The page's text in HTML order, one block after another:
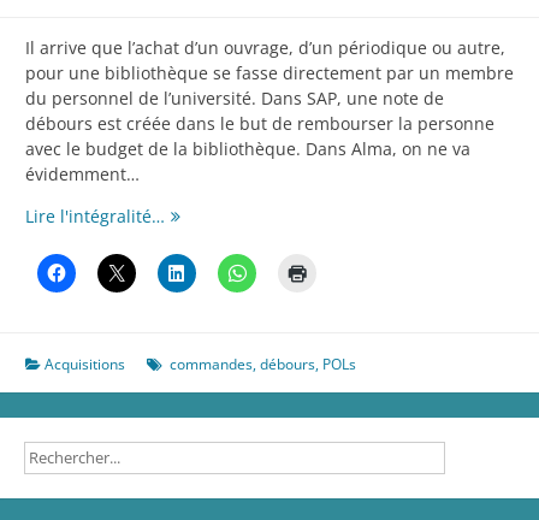
Il arrive que l’achat d’un ouvrage, d’un périodique ou autre,
pour une bibliothèque se fasse directement par un membre
du personnel de l’université. Dans SAP, une note de
débours est créée dans le but de rembourser la personne
avec le budget de la bibliothèque. Dans Alma, on ne va
évidemment…
Lire l'intégralité… Notes
débours
Acquisitions commandes,débours, POLs